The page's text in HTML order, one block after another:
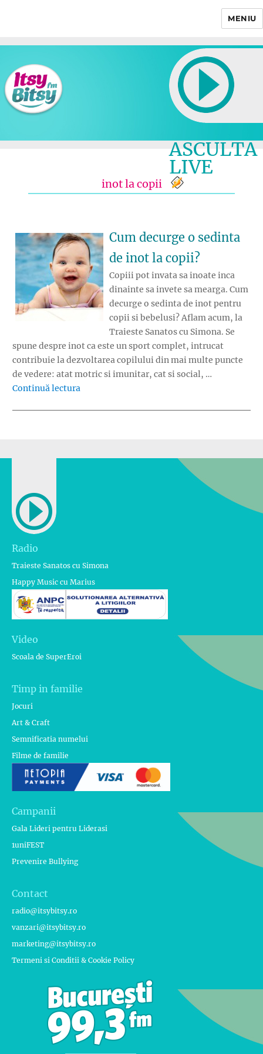
MENIU
ASCULTA
LIVE
inot la copii
Cum decurge o sedinta
de inot la copii?
Copiii pot invata sa inoate inca
dinainte sa invete sa mearga. Cum
decurge o sedinta de inot pentru
copii si bebelusi? Aflam acum, la
Traieste Sanatos cu Simona. Se
spune despre inot ca este un sport complet, intrucat
contribuie la dezvoltarea copilului din mai multe puncte
de vedere: atat motric si imunitar, cat si social, …
Continuă lectura
Radio
Traieste Sanatos cu Simona
Happy Music cu Marius
Video
Scoala de SuperEroi
Timp in familie
Jocuri
Art & Craft
Semnificatia numelui
Filme de familie
Campanii
Gala Lideri pentru Liderasi
1uniFEST
Prevenire Bullying
Contact
radio@itsybitsy.ro
vanzari@itsybitsy.ro
marketing@itsybitsy.ro
Termeni si Conditii & Cookie Policy